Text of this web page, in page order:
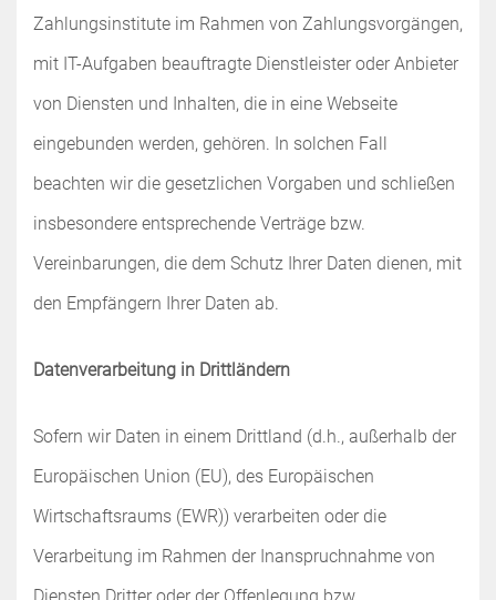
Zahlungsinstitute im Rahmen von Zahlungsvorgängen,
mit IT-Aufgaben beauftragte Dienstleister oder Anbieter
von Diensten und Inhalten, die in eine Webseite
eingebunden werden, gehören. In solchen Fall
beachten wir die gesetzlichen Vorgaben und schließen
insbesondere entsprechende Verträge bzw.
Vereinbarungen, die dem Schutz Ihrer Daten dienen, mit
den Empfängern Ihrer Daten ab.
Datenverarbeitung in Drittländern
Sofern wir Daten in einem Drittland (d.h., außerhalb der
Europäischen Union (EU), des Europäischen
Wirtschaftsraums (EWR)) verarbeiten oder die
Verarbeitung im Rahmen der Inanspruchnahme von